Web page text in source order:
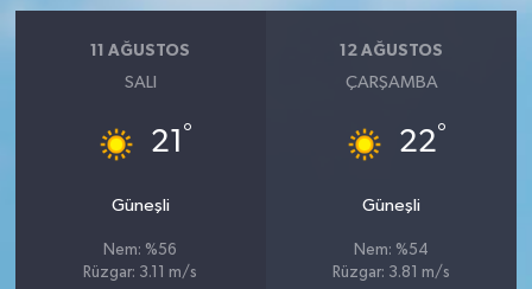
11 AĞUSTOS
SALI
21 °
Güneşli
Nem: %56
Rüzgar: 3.11 m/s
12 AĞUSTOS
ÇARŞAMBA
22°
Güneşli
Nem: %54
Rüzgar: 3.81 m/s